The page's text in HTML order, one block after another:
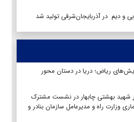
ریاض؛ دریا در دستان محور
شهید بهشتی چابهار در نشست مشترک
وزارت راه و مدیرعامل سازمان بنادر و